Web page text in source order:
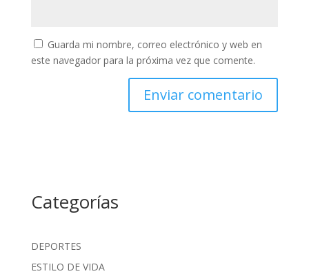
Guarda mi nombre, correo electrónico y web en
este navegador para la próxima vez que comente.
Categorías
DEPORTES
ESTILO DE VIDA